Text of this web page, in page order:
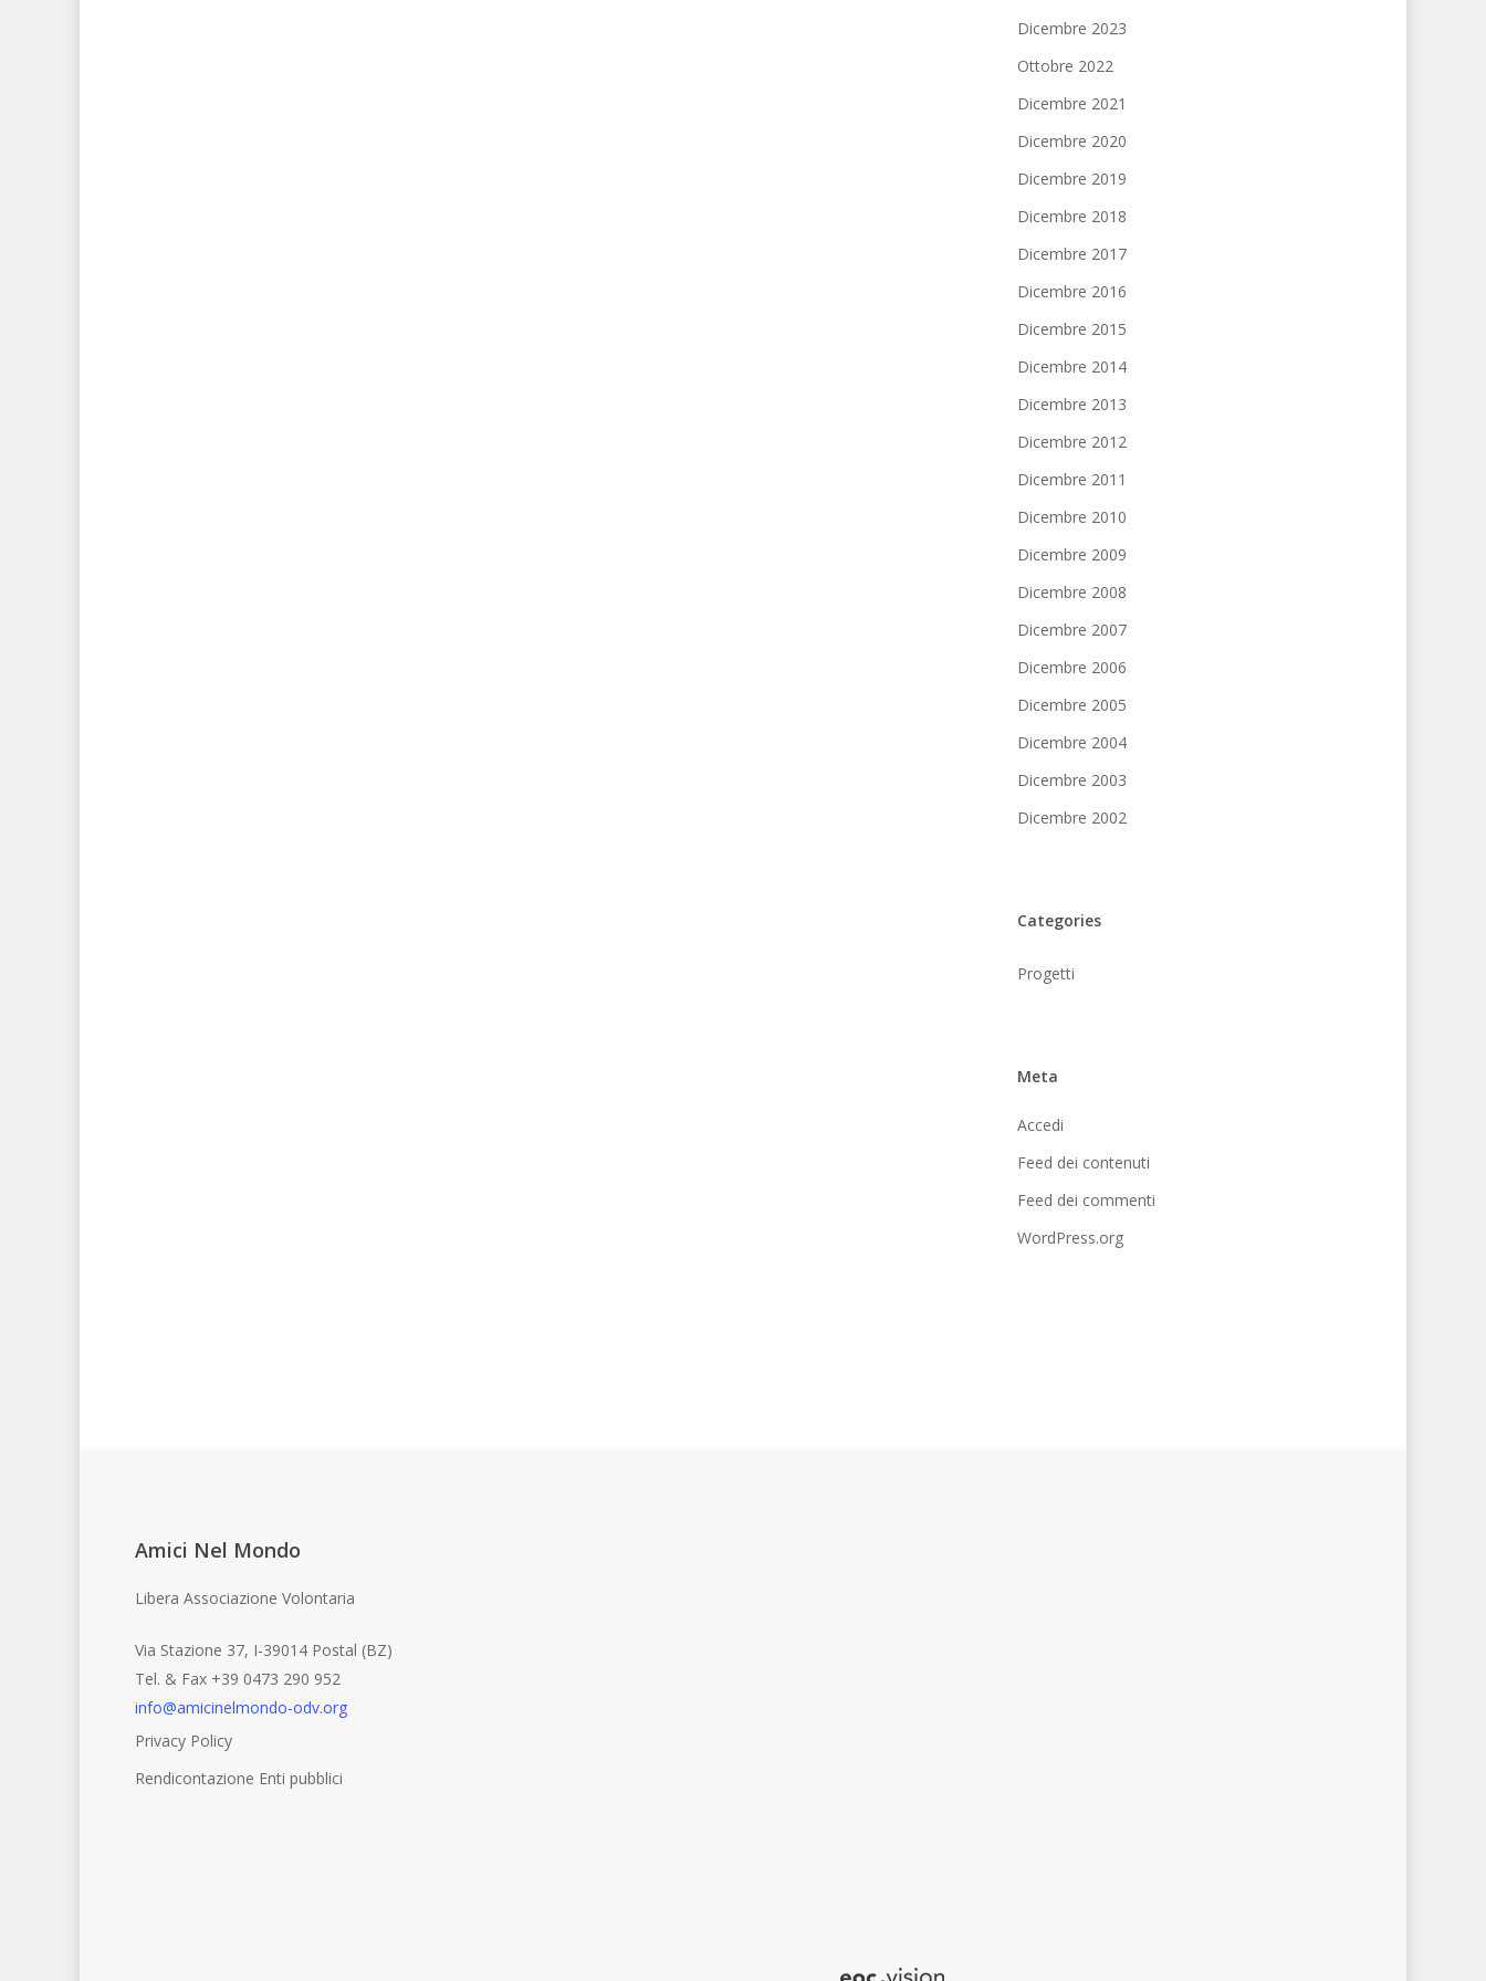
Dicembre 2023
Ottobre 2022
Dicembre 2021
Dicembre 2020
Dicembre 2019
Dicembre 2018
Dicembre 2017
Dicembre 2016
Dicembre 2015
Dicembre 2014
Dicembre 2013
Dicembre 2012
Dicembre 2011
Dicembre 2010
Dicembre 2009
Dicembre 2008
Dicembre 2007
Dicembre 2006
Dicembre 2005
Dicembre 2004
Dicembre 2003
Dicembre 2002
Categories
Progetti
Meta
Accedi
Feed dei contenuti
Feed dei commenti
WordPress.org
Amici Nel Mondo
Libera Associazione Volontaria
Via Stazione 37, I-39014 Postal (BZ)
Tel. & Fax +39 0473 290 952
info@amicinelmondo-odv.org
Privacy Policy
Rendicontazione Enti pubblici